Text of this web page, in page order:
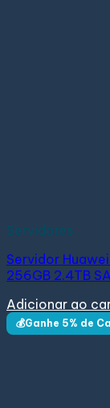
Servidores
Servidor
256GB 2.4TB
Adicionar ao
💰Ganhe 5% de